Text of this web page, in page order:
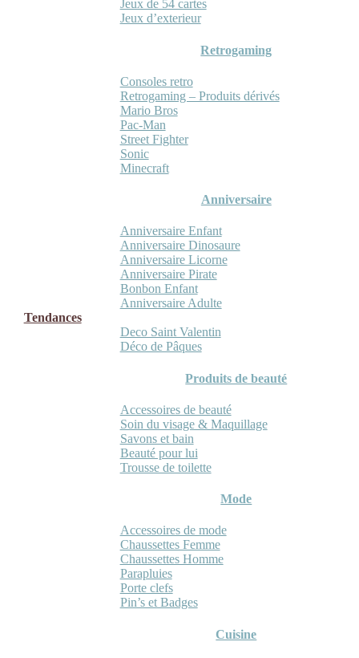
Jeux de 54 cartes
Jeux d’exterieur
Retrogaming
Consoles retro
Retrogaming – Produits dérivés
Mario Bros
Pac-Man
Street Fighter
Sonic
Minecraft
Anniversaire
Anniversaire Enfant
Anniversaire Dinosaure
Anniversaire Licorne
Anniversaire Pirate
Bonbon Enfant
Anniversaire Adulte
Tendances
Deco Saint Valentin
Déco de Pâques
Produits de beauté
Accessoires de beauté
Soin du visage & Maquillage
Savons et bain
Beauté pour lui
Trousse de toilette
Mode
Accessoires de mode
Chaussettes Femme
Chaussettes Homme
Parapluies
Porte clefs
Pin’s et Badges
Cuisine